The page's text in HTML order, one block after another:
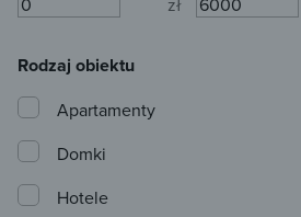
Rodzaj obiektu
Apartamenty
Domki
Hotele